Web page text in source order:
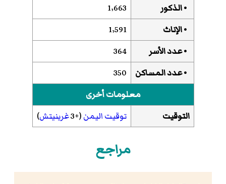
• الذكور
1٬663
• الإناث
1٬591
• عدد الأسر
364
• عدد المساكن
350
معلومات أخرى
التوقيت
توقيت اليمن(+3 غرينيتش)
مراجع